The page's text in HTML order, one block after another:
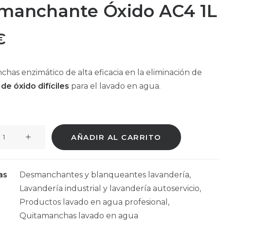
Óxido AC4 1L
enzimático de alta eficacia en la eliminación de
óxido difíciles para el lavado en agua.
AÑADIR AL CARRITO
Desmanchantes y blanqueantes lavandería,
Lavandería industrial y lavandería autoservicio,
Productos lavado en agua profesional ,
Quitamanchas lavado en agua